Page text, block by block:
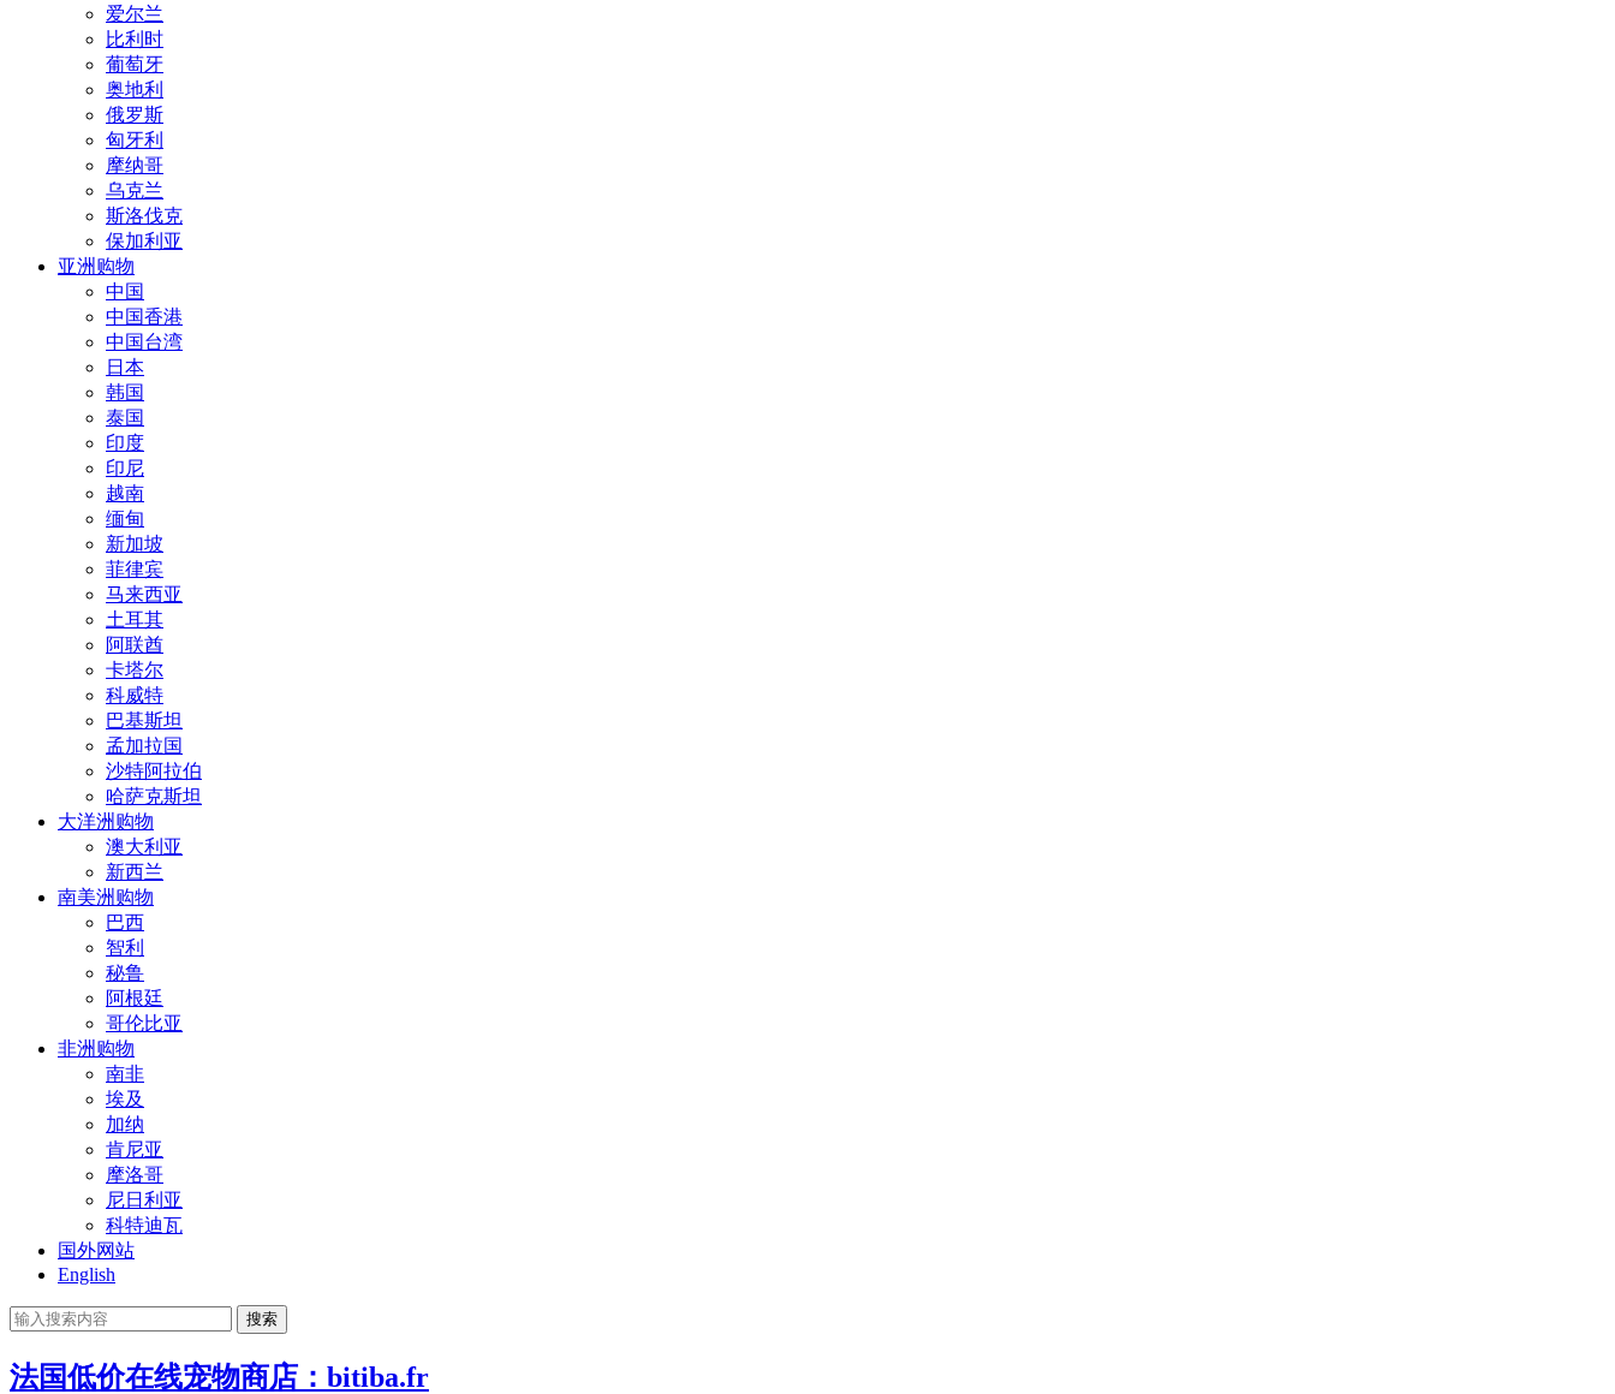
爱尔兰
比利时
葡萄牙
奥地利
俄罗斯
匈牙利
摩纳哥
乌克兰
斯洛伐克
保加利亚
亚洲购物
中国
中国香港
中国台湾
日本
韩国
泰国
印度
印尼
越南
缅甸
新加坡
菲律宾
马来西亚
土耳其
阿联酋
卡塔尔
科威特
巴基斯坦
孟加拉国
沙特阿拉伯
哈萨克斯坦
大洋洲购物
澳大利亚
新西兰
南美洲购物
巴西
智利
秘鲁
阿根廷
哥伦比亚
非洲购物
南非
埃及
加纳
肯尼亚
摩洛哥
尼日利亚
科特迪瓦
国外网站
English
搜索
法国低价在线宠物商店：bitiba.fr